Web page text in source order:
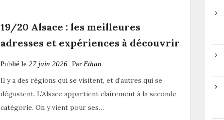
19/20 Alsace : les meilleures
adresses et expériences à découvrir
Publié le 27 juin 2026 Par Ethan
Il y a des régions qui se visitent, et d’autres qui se
dégustent. L’Alsace appartient clairement à la seconde
catégorie. On y vient pour ses…